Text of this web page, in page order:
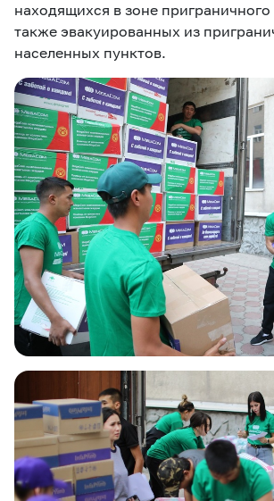
находящихся в зоне
также эвакуированных из
населенных пунктов.